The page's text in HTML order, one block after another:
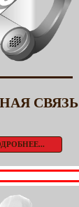
СВЯЗЬ